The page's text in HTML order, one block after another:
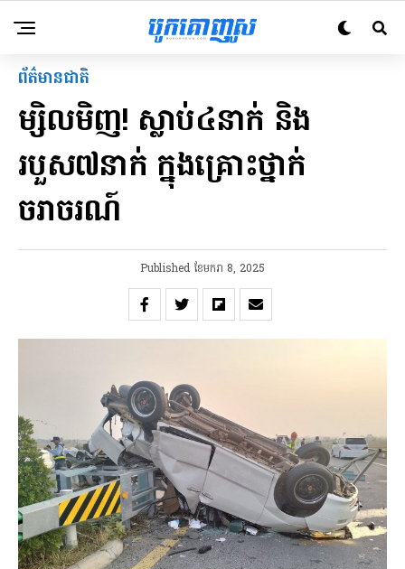
ព័ត៌មានជាតិ
ម្សិលមិញ! ស្លាប់៤នាក់ និង
របួស៧នាក់ ក្នុងគ្រោះថ្នាក់
ចរាចរណ៍
Published ខែ​មករា 8, 2025